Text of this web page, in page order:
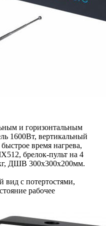
и горизонтальным
1600Вт, вертикальный
время нагрева,
брелок-пульт на 4
ДШВ 300х300х200мм.
вид с потертостями,
рабочее